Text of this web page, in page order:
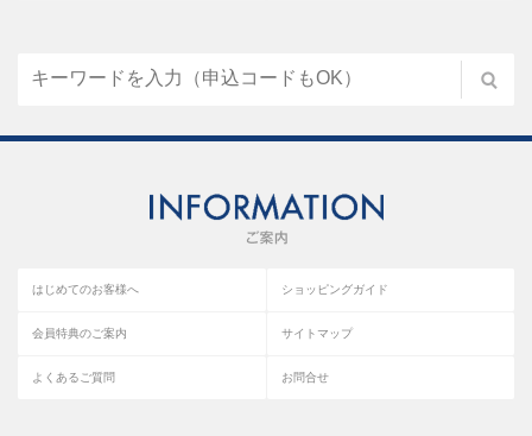
はじめてのお客様へ ショッピングガイド
会員特典のご案内 サイトマップ
よくあるご質問 お問合せ